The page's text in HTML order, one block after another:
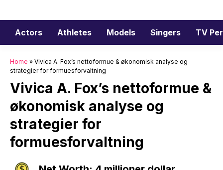
til
innholdActors Athletes Models Singers TV
Home » Vivica A. Fox’s nettoformue & økonomisk analyse og
strategier for formuesforvaltning
Vivica A. Fox’s nettoformue &
økonomisk analyse og
strategier for
formuesforvaltning